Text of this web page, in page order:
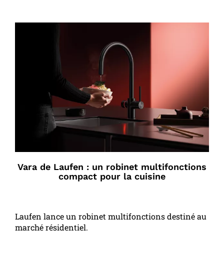
Vara de Laufen : un robinet multifonctions
compact pour la cuisine
Laufen lance un robinet multifonctions destiné au
marché résidentiel.